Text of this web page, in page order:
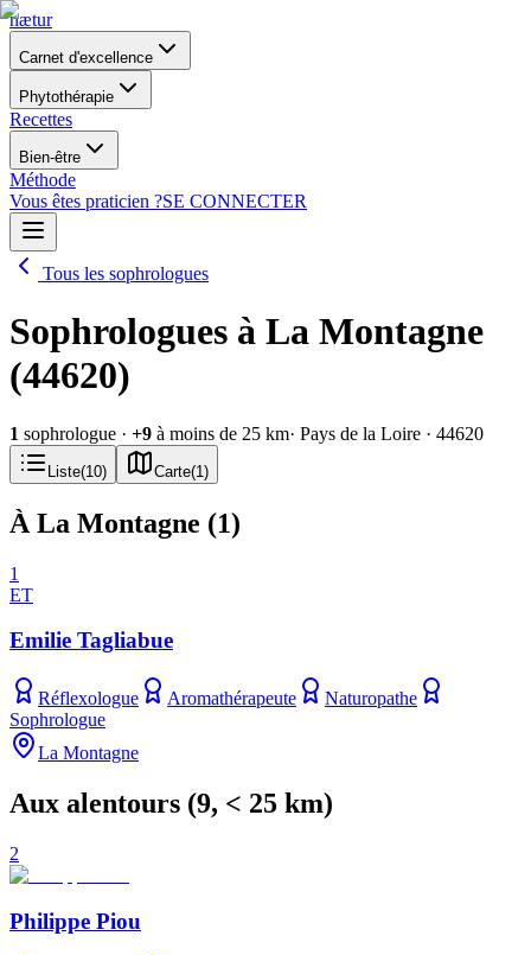
nætur
Carnet d'excellence
Phytothérapie
Recettes
Bien-être
Méthode
Vous êtes praticien ?SE CONNECTER
Tous les sophrologues
Sophrologues à La Montagne
(44620)
1 sophrologue · +9 à moins de 25 km· Pays de la Loire · 44620
Liste(10) Carte(1 )
À La Montagne (1)
1
ET
Emilie Tagliabue
Réflexologue Aromathérapeute
Naturopathe
Sophrologue
La Montagne
Aux alentours (9, < 25 km)
2
Philippe Piou